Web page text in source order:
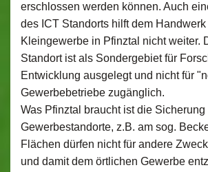
erschlossen werden können. Auch
des ICT Standorts hilft dem Handwerk
Kleingewerbe in Pfinztal nicht weiter.
Standort ist als Sondergebiet für
Entwicklung ausgelegt und nicht für
Gewerbebetriebe zugänglich.
Was Pfinztal braucht ist die
Gewerbestandorte, z.B. am sog.
Flächen dürfen nicht für andere
und damit dem örtlichen Gewerbe